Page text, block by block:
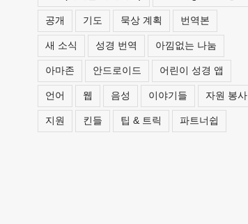
공개 기도 묵상 계획 번역본
새 소식 성경 번역 아낌없는 나눔
아마존 안드로이드 어린이 성경 앱
언어 웹 음성 이야기들 자원 봉사
지원 킨들 팁 & 트릭 파트너쉽